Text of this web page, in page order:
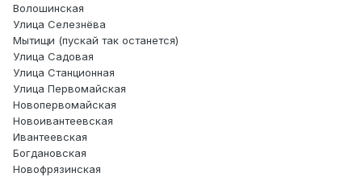
Волошинская
Улица Селезнёва
Мытищи (пускай так останется)
Улица Садовая
Улица Станционная
Улица Первомайская
Новопервомайская
Новоивантеевская
Ивантеевская
Богдановская
Новофрязинская